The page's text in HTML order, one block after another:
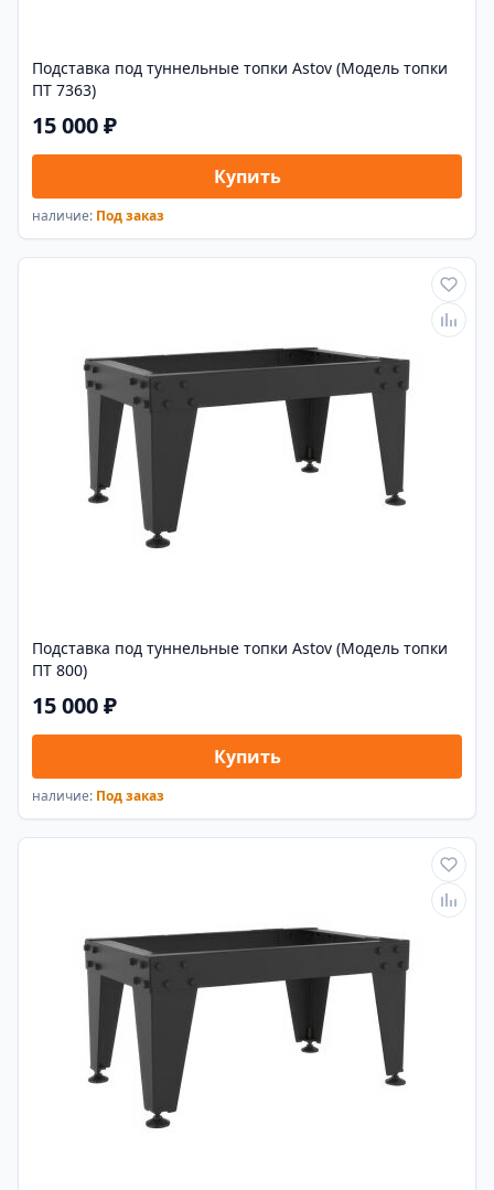
Подставка под туннельные топки Astov (Модель топки
ПТ 7363)
15 000 ₽
Купить
наличие: Под заказ
Подставка под туннельные топки Astov (Модель топки
ПТ 800)
15 000 ₽
Купить
наличие: Под заказ